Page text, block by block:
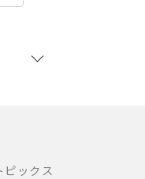
ピックス